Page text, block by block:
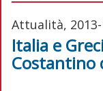
Attualità,
Italia e
Costantino